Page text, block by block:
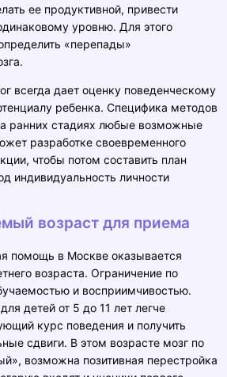
ее продуктивной, привести
уровню. Для этого
«перепады»
всегда дает оценку поведенческому
ребенка. Специфика методов
ранних стадиях любые возможные
разработке своевременного
чтобы потом составить план
индивидуальность личности
возраст для приема
помощь в Москве оказывается
возраста. Ограничение по
и восприимчивостью.
детей от 5 до 11 лет легче
курс поведения и получить
сдвиги. В этом возрасте мозг по
возможна позитивная перестройка